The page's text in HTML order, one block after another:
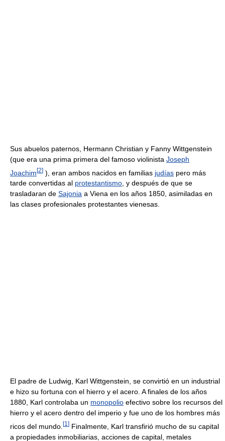
Sus abuelos paternos, Hermann Christian y Fanny Wittgenstein
(que era una prima primera del famoso violinista Joseph
Joachim[2] ), eran ambos nacidos en familias judías pero más
tarde convertidas al protestantismo, y después de que se
trasladaran de Sajonia a Viena en los años 1850, asimiladas en
las clases profesionales protestantes vienesas.
El padre de Ludwig, Karl Wittgenstein, se convirtió en un industrial
e hizo su fortuna con el hierro y el acero. A finales de los años
1880, Karl controlaba un monopolio efectivo sobre los recursos del
hierro y el acero dentro del imperio y fue uno de los hombres más
ricos del mundo. [1 ] Finalmente, Karl transfirió mucho de su capital
a propiedades inmobiliarias, acciones de capital, metales